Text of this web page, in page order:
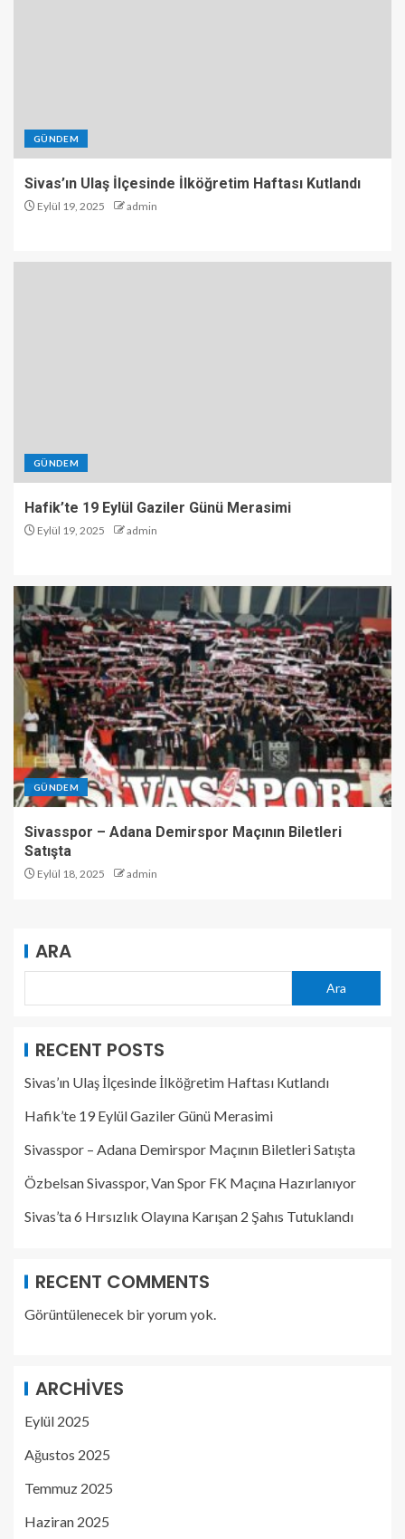
GÜNDEM
Sivas’ın Ulaş İlçesinde İlköğretim Haftası Kutlandı
Eylül 19, 2025 admin
GÜNDEM
Hafik’te 19 Eylül Gaziler Günü Merasimi
Eylül 19, 2025 admin
GÜNDEM
Sivasspor – Adana Demirspor Maçının Biletleri
Satışta
Eylül 18, 2025 admin
ARA
Ara
RECENT POSTS
Sivas’ın Ulaş İlçesinde İlköğretim Haftası Kutlandı
Hafik’te 19 Eylül Gaziler Günü Merasimi
Sivasspor – Adana Demirspor Maçının Biletleri Satışta
Özbelsan Sivasspor, Van Spor FK Maçına Hazırlanıyor
Sivas’ta 6 Hırsızlık Olayına Karışan 2 Şahıs Tutuklandı
RECENT COMMENTS
Görüntülenecek bir yorum yok.
ARCHIVES
Eylül 2025
Ağustos 2025
Temmuz 2025
Haziran 2025